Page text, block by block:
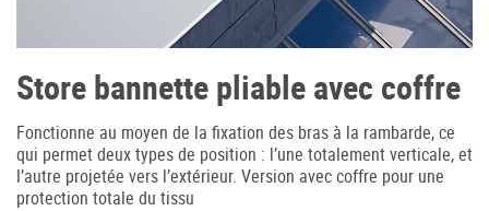
Store bannette pliable avec coffre
Fonctionne au moyen de la fixation des bras à la rambarde, ce
qui permet deux types de position : l’une totalement verticale, et
l’autre projetée vers l’extérieur. Version avec coffre pour une
protection totale du tissu